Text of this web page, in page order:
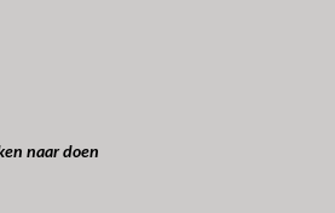
naar doen